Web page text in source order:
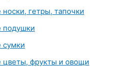
носки, гетры, тапочки
подушки
сумки
цветы, фрукты и овощи